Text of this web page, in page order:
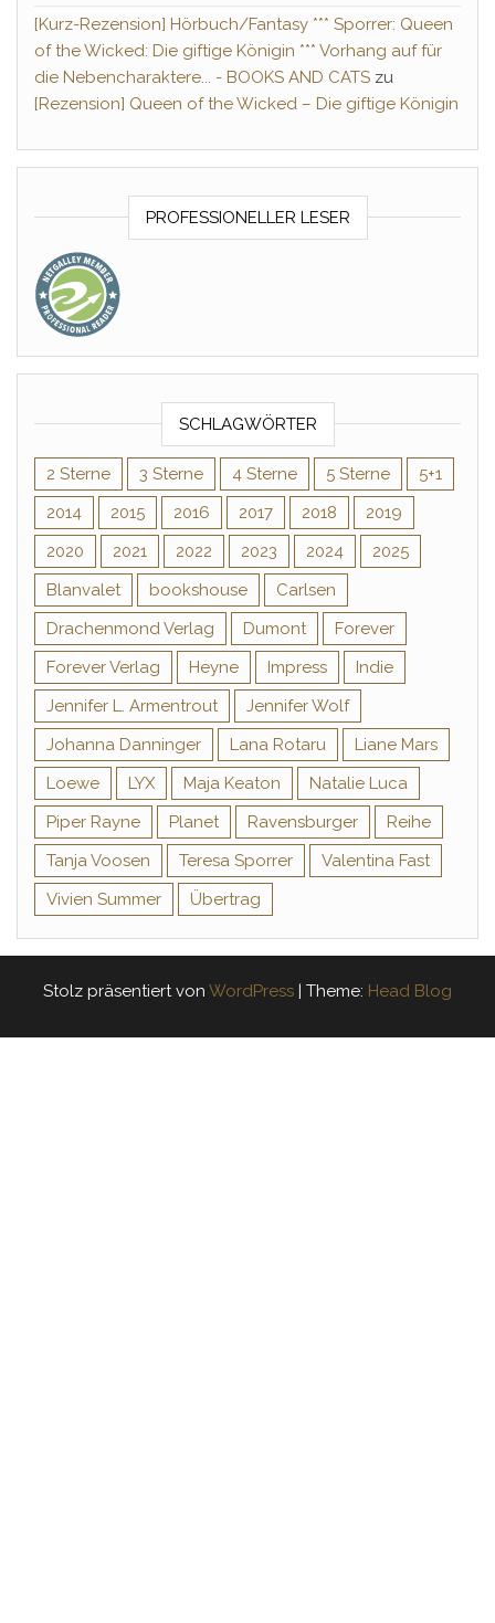
[Kurz-Rezension] Hörbuch/Fantasy *** Sporrer: Queen
of the Wicked: Die giftige Königin *** Vorhang auf für
die Nebencharaktere... - BOOKS AND CATS zu
[Rezension] Queen of the Wicked – Die giftige Königin
PROFESSIONELLER LESER
SCHLAGWÖRTER
2 Sterne 3 Sterne 4 Sterne 5 Sterne
5+1
2014
2015 2016 2017 2018
2019
2020
2021 2022 2023 2024
2025
Blanvalet
bookshouse
Carlsen
Drachenmond Verlag
Dumont
Forever
Forever Verlag
Heyne Impress
Indie
Jennifer L. Armentrout
Jennifer Wolf
Johanna Danninger
Lana Rotaru
Liane Mars
Loewe
LYX Maja Keaton
Natalie Luca
Piper Rayne
Planet Ravensburger
Reihe
Tanja Voosen
Teresa Sporrer
Valentina Fast
Vivien Summer
Übertrag
Stolz präsentiert von WordPress | Theme: Head Blog